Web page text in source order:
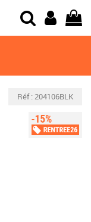
Réf : 204106BLK